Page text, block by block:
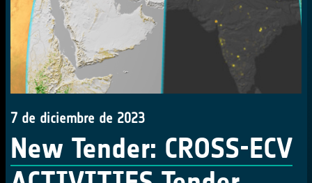
7 de diciembre de 2023
New Tender: CROSS-ECV